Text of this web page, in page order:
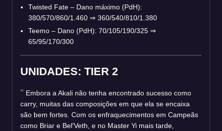
Twisted Fate – Dano máximo (PdH):
380/570/860/1.460 ⇒ 360/540/810/1.380
Teemo – Dano (PdH): 70/105/190/325 ⇒
65/95/170/300
UNIDADES: TIER 2
Embora a Akali não tenha encontrado sucesso como
carry, muitas das composições em que ela se encaixa
são bem fortes. Com os enfraquecimentos em Campeãs
como Briar e Bel'Veth, e no Master Yi mais tarde,